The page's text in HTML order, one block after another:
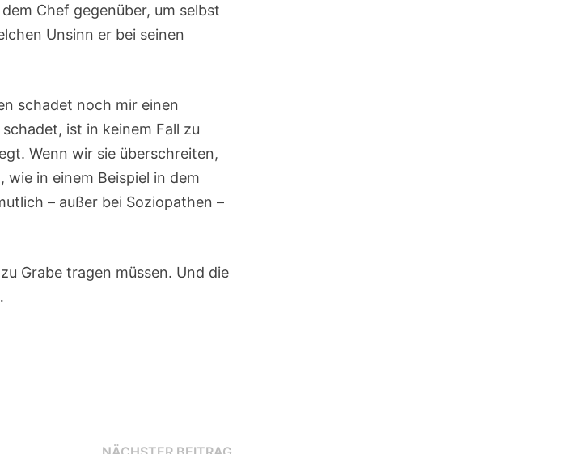
Chef gegenüber, um selbst
Unsinn er bei seinen
schadet noch mir einen
ist in keinem Fall zu
Wenn wir sie überschreiten,
in einem Beispiel in dem
– außer bei Soziopathen –
Grabe tragen müssen. Und die
Nächster